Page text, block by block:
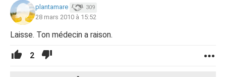
plantamare 309
28 mars 2010 à 15:52
Laisse. Ton médecin a raison.
2